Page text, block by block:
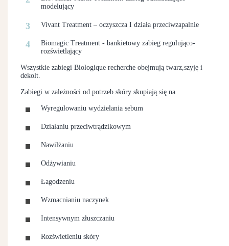
modelujący
Vivant Treatment – oczyszcza I działa przeciwzapalnie
Biomagic Treatment - bankietowy zabieg regulująco-
rozświetlający
Wszystkie zabiegi Biologique recherche obejmują twarz,szyję i
dekolt.
Zabiegi w zależności od potrzeb skóry skupiają się na
Wyregulowaniu wydzielania sebum
Działaniu przeciwtrądzikowym
Nawilżaniu
Odżywianiu
Łagodzeniu
Wzmacnianiu naczynek
Intensywnym złuszczaniu
Rozświetleniu skóry